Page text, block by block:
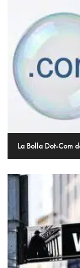
La Bolla Dot-Com